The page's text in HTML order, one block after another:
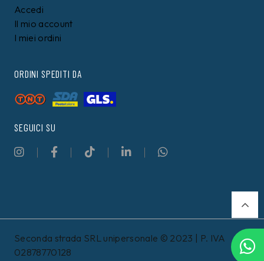
Accedi
Il mio account
I miei ordini
ORDINI SPEDITI DA
SEGUICI SU
Seconda strada SRL unipersonale © 2023 | P. IVA
02878770128